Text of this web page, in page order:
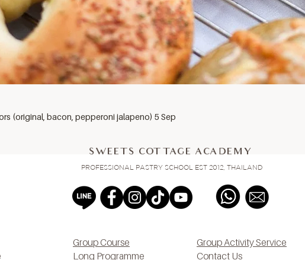
(original, bacon, pepperoni jalapeno) 5 Sep
SWEETS COTTAGE ACADEMY
PROFESSIONAL PASTRY SCHOOL EST 2012, THAILAND
Group Course
Long Programme
Group Activity Service
Contact Us